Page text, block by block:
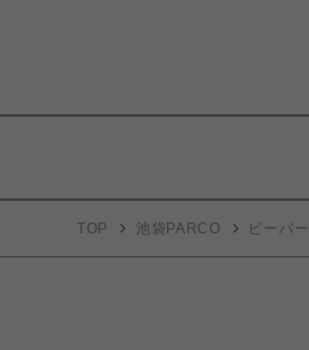
TOP 池袋PARCO ビーバー